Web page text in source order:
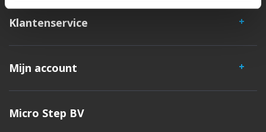
Klantenservice
Mijn account
Micro Step BV